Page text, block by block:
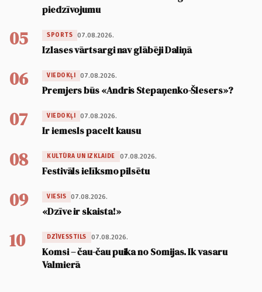
piedzīvojumu
05 SPORTS 07.08.2026.
Izlases vārtsargi nav glābēji Daliņā
06 VIEDOKĻI 07.08.2026.
Premjers būs «Andris Stepaņenko-Šlesers»?
07 VIEDOKĻI 07.08.2026.
Ir iemesls pacelt kausu
08 KULTŪRA UN IZKLAIDE 07.08.2026.
Festivāls ielīksmo pilsētu
09 VIESIS 07.08.2026.
«Dzīve ir skaista!»
10 DZĪVESSTILS 07.08.2026.
Komsi – čau-čau puika no Somijas. Ik vasaru
Valmierā